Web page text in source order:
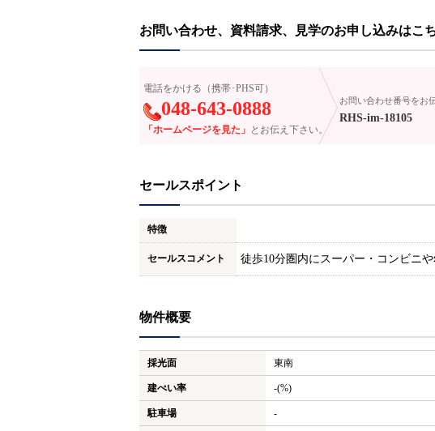
お問い合わせ、資料請求、見学のお申し込みはこ
電話をかける（携帯･PHS可）
048-643-0888
「ホームページを見た」 とお伝え下さい。
お問い合わせ番号をお
RHS-im-18105
セールスポイント
特徴
セールスコメント 徒歩10分圏内にスーパー・コンビニ
物件概要
採光面 東南
建ぺい率 -(%)
駐車場 -